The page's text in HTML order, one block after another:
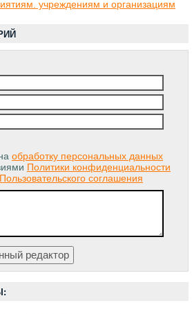
учреждениям и организациям
обработку персональных данных
Политики конфиденциальности
Пользовательского соглашения